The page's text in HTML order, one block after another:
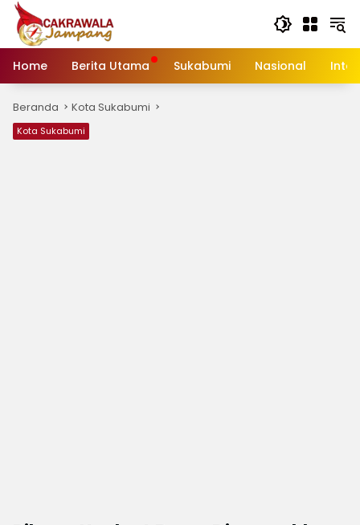
Langsung
konten
Home
Berita Utama Sukabumi Nasional
Beranda Kota Sukabumi
Kota Sukabumi